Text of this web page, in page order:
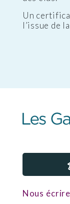
Un
l’issue de
Nous écrire